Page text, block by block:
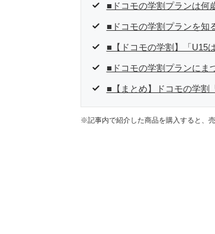
■ドコモの学割プランは何
■ドコモの学割プランを知
■【ドコモの学割】「U15
■ドコモの学割プランにま
■【まとめ】ドコモの学割
※記事内で紹介した商品を購入すると、